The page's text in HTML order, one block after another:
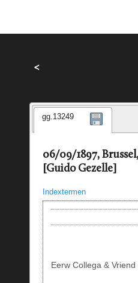
<
gg.13249
06/09/1897,
[Guido Gezelle]
Indextermen
Eerw Collega & Vriend